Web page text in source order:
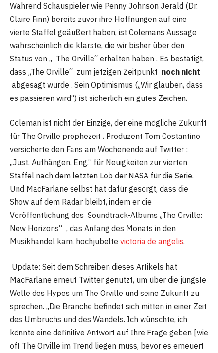
Während Schauspieler wie Penny Johnson Jerald (Dr.
Claire Finn) bereits zuvor ihre Hoffnungen auf eine
vierte Staffel geäußert haben, ist Colemans Aussage
wahrscheinlich die klarste, die wir bisher über den
Status von „ The Orville“ erhalten haben . Es bestätigt,
dass „The Orville“ zum jetzigen Zeitpunkt noch nicht
abgesagt wurde . Sein Optimismus („Wir glauben, dass
es passieren wird“) ist sicherlich ein gutes Zeichen.
Coleman ist nicht der Einzige, der eine mögliche Zukunft
für The Orville prophezeit . Produzent Tom Costantino
versicherte den Fans am Wochenende auf Twitter :
„Just. Aufhängen. Eng.“ für Neuigkeiten zur vierten
Staffel nach dem letzten Lob der NASA für die Serie.
Und MacFarlane selbst hat dafür gesorgt, dass die
Show auf dem Radar bleibt, indem er die
Veröffentlichung des Soundtrack-Albums „The Orville:
New Horizons“ , das Anfang des Monats in den
Musikhandel kam, hochjubelte victoria de angelis.
Update: Seit dem Schreiben dieses Artikels hat
MacFarlane erneut Twitter genutzt, um über die jüngste
Welle des Hypes um The Orville und seine Zukunft zu
sprechen. „Die Branche befindet sich mitten in einer Zeit
des Umbruchs und des Wandels. Ich wünschte, ich
könnte eine definitive Antwort auf Ihre Frage geben [wie
oft The Orville im Trend liegen muss, bevor es erneuert